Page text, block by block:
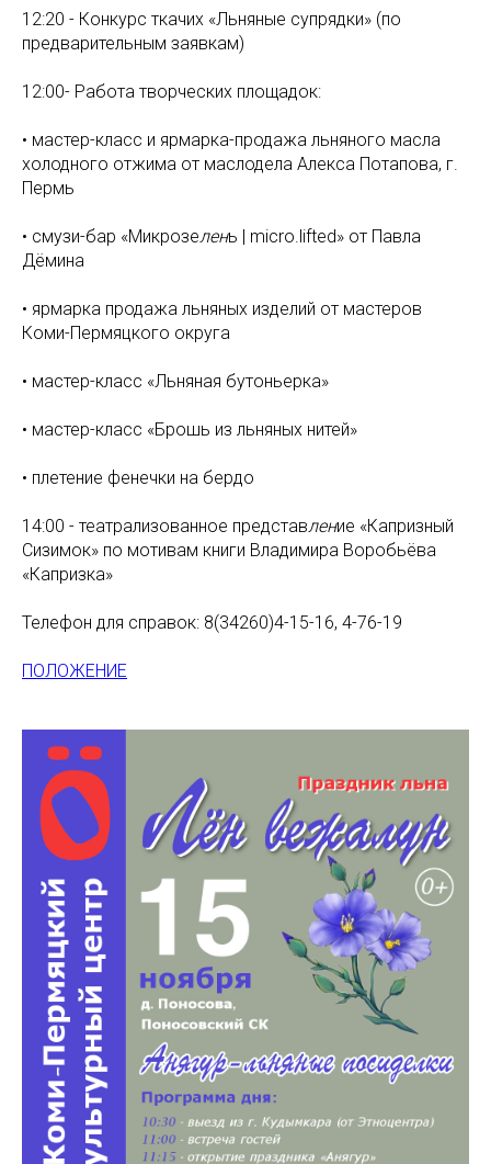
12:20 - Конкурс ткачих «Льняные супрядки» (по
предварительным заявкам)
12:00- Работа творческих площадок:
• мастер-класс и ярмарка-продажа льняного масла
холодного отжима от маслодела Алекса Потапова, г.
Пермь
• смузи-бар «Микрозелень | micro.lifted» от Павла
Дёмина
• ярмарка продажа льняных изделий от мастеров
Коми-Пермяцкого округа
• мастер-класс «Льняная бутоньерка»
• мастер-класс «Брошь из льняных нитей»
• плетение фенечки на бердо
14:00 - театрализованное представление «Капризный
Сизимок» по мотивам книги Владимира Воробьёва
«Капризка»
Телефон для справок: 8(34260)4-15-16, 4-76-19
ПОЛОЖЕНИЕ